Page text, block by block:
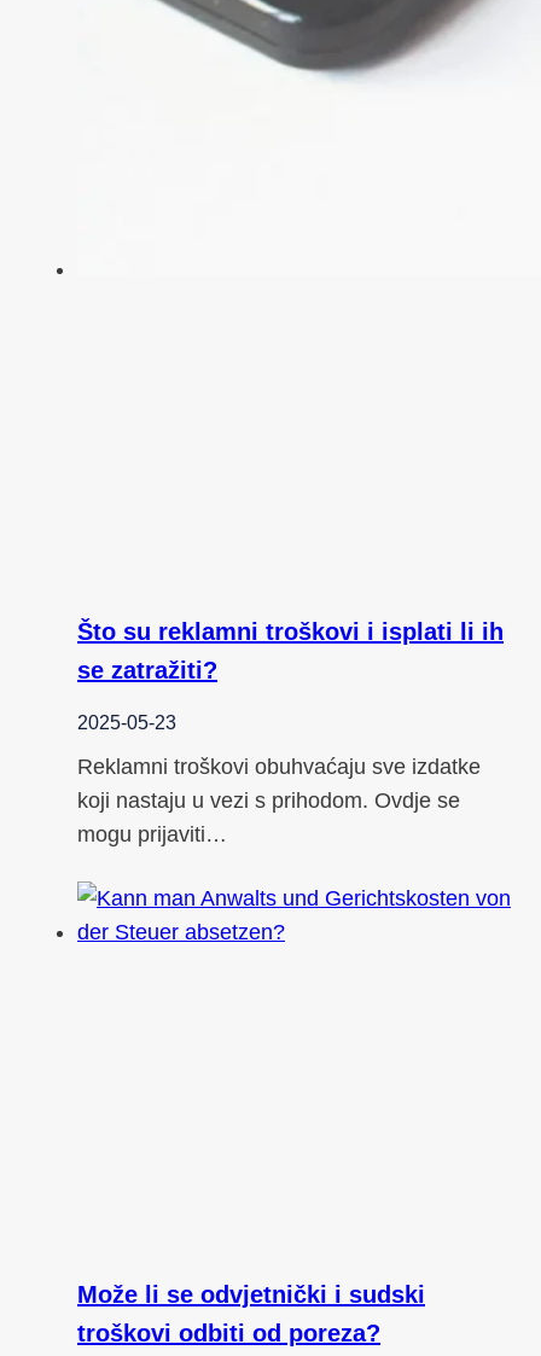
Što su reklamni troškovi i isplati li ih
se zatražiti?
2025-05-23
Reklamni troškovi obuhvaćaju sve izdatke
koji nastaju u vezi s prihodom. Ovdje se
mogu prijaviti…
Može li se odvjetnički i sudski
troškovi odbiti od poreza?